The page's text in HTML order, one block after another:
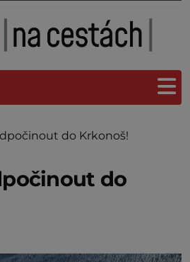
do Krkonoš!
do